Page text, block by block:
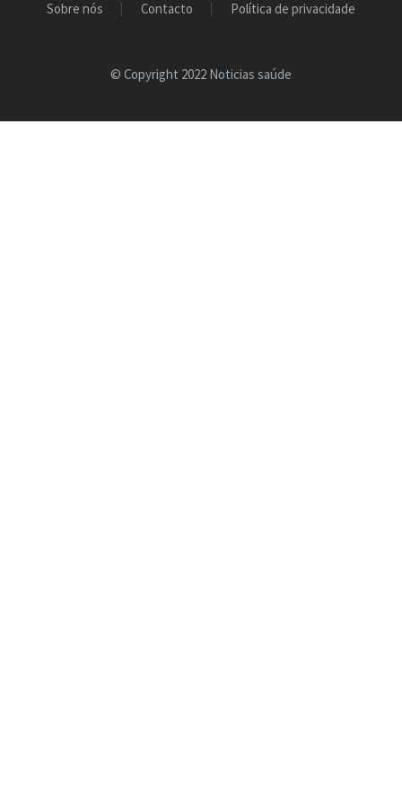
Sobre nós Contacto Política de privacidade
© Copyright 2022 Noticias saúde